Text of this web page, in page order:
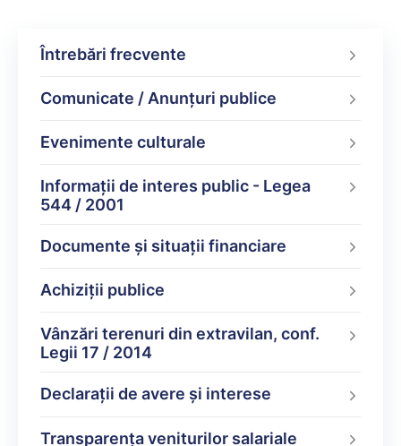
Întrebări frecvente
Comunicate / Anunțuri publice
Evenimente culturale
Informații de interes public - Legea
544 / 2001
Documente şi situaţii financiare
Achiziții publice
Vânzări terenuri din extravilan, conf.
Legii 17 / 2014
Declarații de avere şi interese
Transparența veniturilor salariale